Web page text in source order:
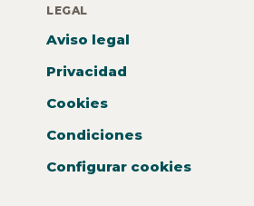
LEGAL
Aviso legal
Privacidad
Cookies
Condiciones
Configurar cookies